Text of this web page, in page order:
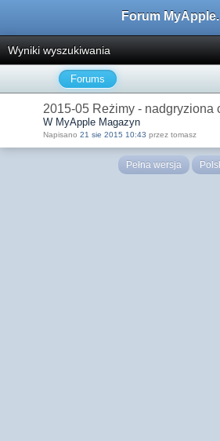
Forum
Wyniki wyszukiwania
Forums
2015-05 Reżimy - nadgryziona
W MyApple Magazyn
Napisano 21 sie 2015 10:43 przez tomasz
Pełna wersja